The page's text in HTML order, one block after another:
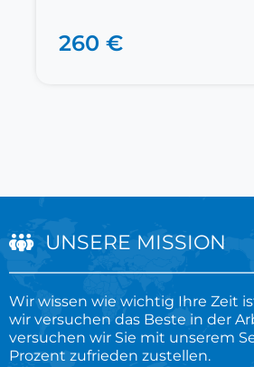
260 €
UNSERE MISSION
Wir wissen wie wichtig Ihre Zeit
wir versuchen das Beste in der
versuchen wir Sie mit unserem
Prozent zufrieden zustellen.